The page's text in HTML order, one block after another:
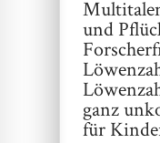
und
ganz
für